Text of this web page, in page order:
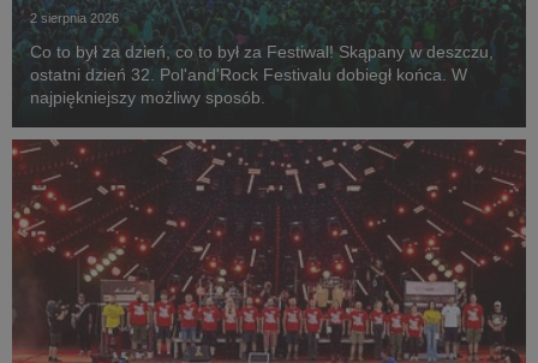
2 sierpnia 2026
Co to był za dzień, co to był za Festiwal! Skąpany w deszczu,
ostatni dzień 32. Pol'and'Rock Festivalu dobiegł końca. W
najpiękniejszy możliwy sposób.